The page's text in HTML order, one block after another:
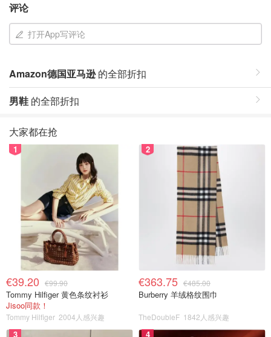
评论
打开App写评论
Amazon德国亚马逊的全部折扣
男鞋 的全部折扣
大家都在抢
1
€39.20 €99.90
Tommy Hilfiger 黄色条纹衬衫
Jisoo同款！
Tommy Hilfiger 2004人感兴趣
2
€363.75 €485.00
Burberry 羊绒格纹围巾
TheDoubleF 1842人感兴趣
3 4